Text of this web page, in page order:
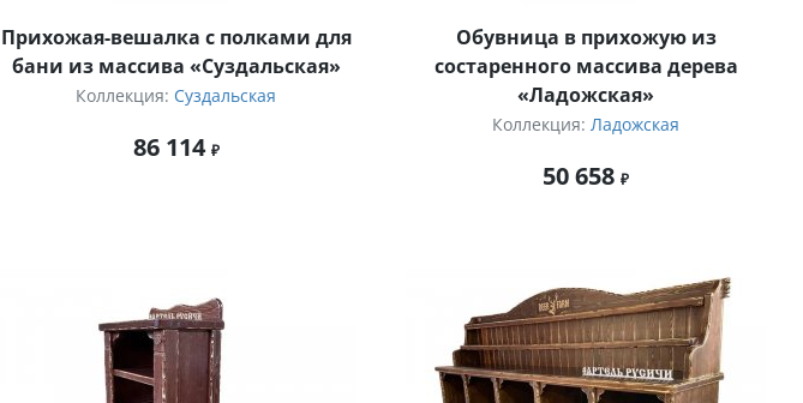
Прихожая-вешалка с полками для
бани из массива «Суздальская»
Коллекция: Суздальская
86 114
Обувница в прихожую из
состаренного массива дерева
«Ладожская»
Коллекция:Ладожская
50 658